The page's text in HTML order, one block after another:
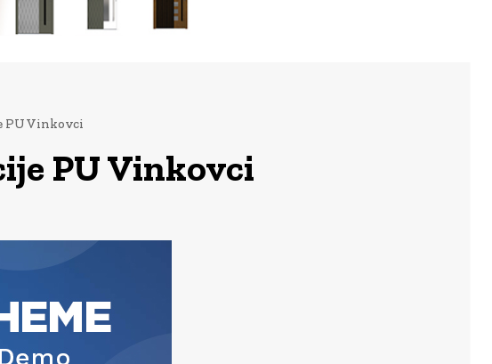
PU Vinkovci
PU Vinkovci